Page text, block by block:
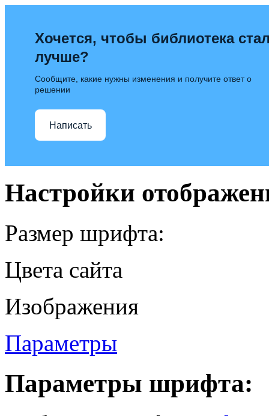
Хочется, чтобы библиотека
лучше?
Сообщите, какие нужны изменения и получите ответ о
решении
Написать
Настройки
Размер шрифта:
Цвета сайта
Изображения
Параметры
Параметры шрифта: